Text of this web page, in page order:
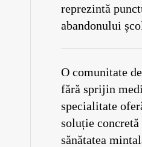
reprezintă
abandonului
O comunitate
fără sprijin
specialitate
soluție concretă
sănătatea